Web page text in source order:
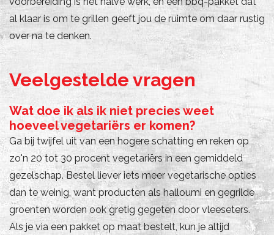
al klaar is om te grillen geeft jou de ruimte om daar rustig
over na te denken.
Veelgestelde vragen
Wat doe ik als ik niet precies weet
hoeveel vegetariërs er komen?
Ga bij twijfel uit van een hogere schatting en reken op
zo'n 20 tot 30 procent vegetariërs in een gemiddeld
gezelschap. Bestel liever iets meer vegetarische opties
dan te weinig, want producten als halloumi en gegrilde
groenten worden ook gretig gegeten door vleeseters.
Als je via een pakket op maat bestelt, kun je altijd